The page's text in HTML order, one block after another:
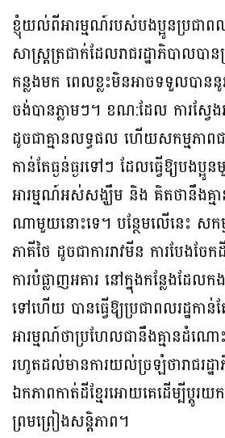
ខ្ញុំយល់ពីអារម្មណ៍របស់បងប្អូនប្រជាព
សាស្ត្រត្រជាក់ដែលរាជរដ្ឋាភិបាលប
កន្លងមក ពេលខ្លះមិនអាចទទួលបា
ចង់បានភ្លាមៗ។ ខណ:ដែល ការស្វ
ដូចជាគ្មានលទ្ធផល ហើយសកម្មភាព
កាន់តែធ្ងន់ធ្ងរទៅៗ ដែលធ្វើឱ្យបងប្
អារម្មណ៍អស់សង្ឃឹម និង គិតថានឹងគ្
ណាមួយនោះទេ។ បន្ថែមលើនេះ ស
ភាគីថៃ ដូចជាការរាវមីន ការបែងចែ
ការបំផ្លាញអគារ នៅក្នុងកន្លែងដែល
ទៅហើយ បានធ្វើឱ្យប្រជាពលរដ្ឋកាន់
អារម្មណ៍ថាប្រហែលជានឹងគ្មានដំណោ
រហូតដល់មានការយល់ច្រឡំថារាជរដ្ឋ
ឯកភាពកាត់ដីខ្មែរអោយគេដើម្បីប្ដូ
ព្រមព្រៀងសន្តិភាព។